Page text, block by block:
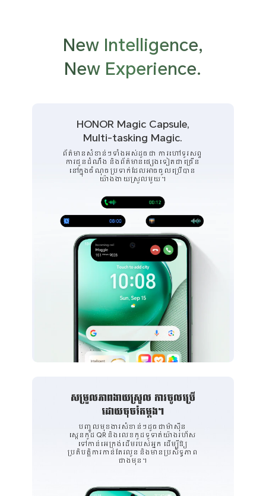
New Intelligence,
New Experience.
HONOR Magic Capsule,
Multi-tasking Magic.
ព័ត៌មានសំខាន់ៗទាំងអស់ដូចជា ការហៅទូរសព្ទ
ការជូនដំណឹង និងព័ត៌មានផ្សេងទៀតជាច្រើន
នៅក្នុងចំណុចប្រទាក់ដែលអាចចូលប្រើបាន
យ៉ាងងាយស្រួលមួយ។
សម្រួលភាពងាយស្រួល ការចូលប្រើ
ដោយចុចតែម្តង។
បញ្ចូលមុខងារសំខាន់ៗដូចជាម៉ាស៊ីន
ស្កេនកូដ QR និងលេខកូដទូទាត់យ៉ាងរហ័ស
ទៅកាន់អេក្រង់ដើមរបស់អ្នក ដើម្បីឱ្យ
ប្រតិបត្តិការកាន់តែរលូន និងមានប្រសិទ្ធភាព
ជាងមុន។